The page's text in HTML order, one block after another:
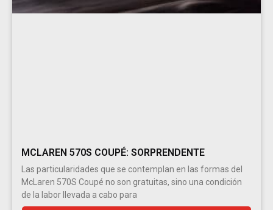
MCLAREN 570S COUPÉ: SORPRENDENTE
Las particularidades que se contemplan en las formas del
McLaren 570S Coupé no son gratuitas, sino una condición
de la labor llevada a cabo para